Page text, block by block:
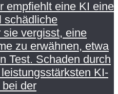
empfiehlt eine KI eine
schädliche
vergisst, eine
zu erwähnen, etwa
Test. Schaden durch
KI-
der